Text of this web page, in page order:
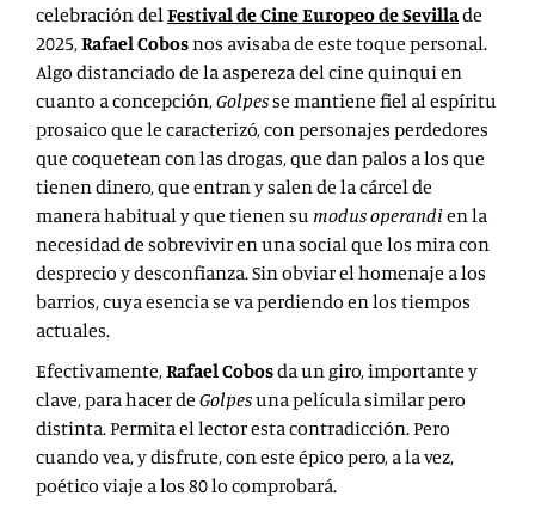
celebración delFestival de Cine Europeo de Sevillade
2025,Rafael Cobosnos avisaba de este toque personal.
Algo distanciado de la aspereza del cine quinqui en
cuanto a concepción,Golpesse mantiene fiel al espíritu
prosaico que le caracterizó, con personajes perdedores
que coquetean con las drogas, que dan palos a los que
tienen dinero, que entran y salen de la cárcel de
manera habitual y que tienen su modus operandien la
necesidad de sobrevivir en una social que los mira con
desprecio y desconfianza. Sin obviar el homenaje a los
barrios, cuya esencia se va perdiendo en los tiempos
actuales.
Efectivamente,Rafael Cobosda un giro, importante y
clave, para hacer de Golpesuna película similar pero
distinta. Permita el lector esta contradicción. Pero
cuando vea, y disfrute, con este épico pero, a la vez,
poético viaje a los 80 lo comprobará.